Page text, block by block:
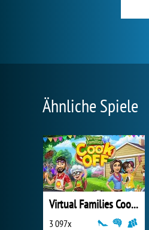
Ähnliche Spiele
Virtual Families Cook Off
3 097x